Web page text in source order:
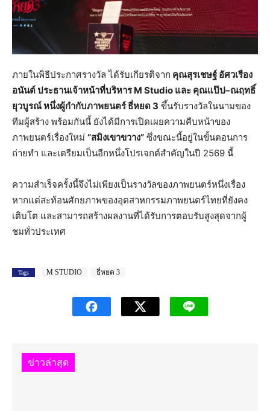
ภายในพิธีประกาศรางวัล ได้รับเกียรติจาก คุณสุรเชษฐ์ อัศวเรือง
อนันต์ ประธานเจ้าหน้าที่บริหารM Studio และ คุณแป๊ป–ณฤทธิ์
ยุวบูรณ์ หนึ่งผู้กำกับภาพยนตร์ ธี่หยด 3 ขึ้นรับรางวัลในนามของ
ทีมผู้สร้าง พร้อมกันนี้ ยังได้มีการเปิดเผยความคืบหน้าของ
ภาพยนตร์เรื่องใหม่ “สมิงเขาขวาง” ซึ่งขณะนี้อยู่ในขั้นตอนการ
ถ่ายทำ และเตรียมเป็นอีกหนึ่งโปรเจกต์สำคัญในปี 2569 นี้
ความสำเร็จครั้งนี้จึงไม่เพียงเป็นรางวัลของภาพยนตร์หนึ่งเรื่อง
หากแต่สะท้อนศักยภาพของอุตสาหกรรมภาพยนตร์ไทยที่ยังคง
เติบโต และสามารถสร้างผลงานที่ได้รับการตอบรับสูงสุดจากผู้
ชมทั่วประเทศ
Tags M STUDIO ธี่หยด 3
ข่าวล่าสุด